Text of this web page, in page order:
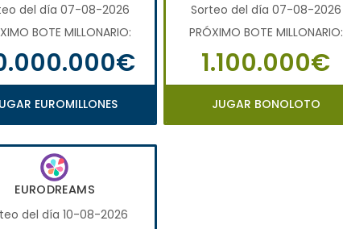
del día 07-08-2026
BOTE MILLONARIO:
EUROMILLONES
Sorteo del día 07-08-2026
PRÓXIMO BOTE MILLONARIO:
1.100.000€
JUGAR BONOLOTO
EURODREAMS
del día 10-08-2026